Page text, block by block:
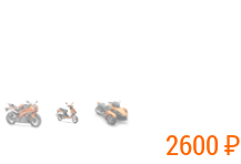
2600₽